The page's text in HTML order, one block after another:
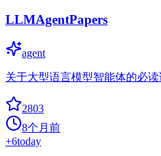
LLMAgentPapers
agent
关于大型语言模型智能体的必读
2803
8个月前
+6today